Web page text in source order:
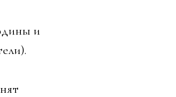
(те